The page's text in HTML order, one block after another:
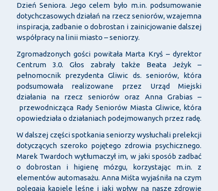
Dzień Seniora. Jego celem było m.in. podsumowanie
dotychczasowych działań na rzecz seniorów, wzajemna
inspiracja, zadbanie o dobrostan i zainicjowanie dalszej
współpracy na linii miasto – seniorzy.
Zgromadzonych gości powitała Marta Kryś – dyrektor
Centrum 3.0. Głos zabrały także Beata Jeżyk –
pełnomocnik prezydenta Gliwic ds. seniorów, która
podsumowała realizowane przez Urząd Miejski
działania na rzecz seniorów oraz Anna Grabias –
przewodnicząca Rady Seniorów Miasta Gliwice, która
opowiedziała o działaniach podejmowanych przez radę.
W dalszej części spotkania seniorzy wysłuchali prelekcji
dotyczących szeroko pojętego zdrowia psychicznego.
Marek Twardoch wytłumaczył im, w jaki sposób zadbać
o dobrostan i higienę mózgu, korzystając m.in. z
elementów automasażu. Anna Miśta wyjaśniła na czym
polegają kąpiele leśne i jaki wpływ na nasze zdrowie